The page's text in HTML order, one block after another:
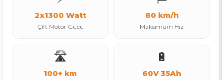
2x1300 Watt
Çift Motor Gücü
80 km/h
Maksimum Hız
🛣️
100+ km
🔋
60V 35Ah